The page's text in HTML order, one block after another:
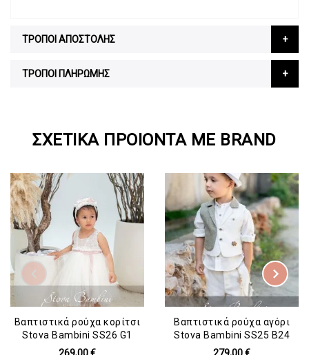
ΤΡΟΠΟΙ ΑΠΟΣΤΟΛΗΣ
ΤΡΟΠΟΙ ΠΛΗΡΩΜΗΣ
ΣΧΕΤΙΚΆ ΠΡΟΙΌΝΤΑ ΜΕ BRAND
Βαπτιστικά ρούχα κορίτσι
Stova Bambini SS26 G1
Βαπτιστικά ρούχα αγόρι
Stova Bambini SS25 B24